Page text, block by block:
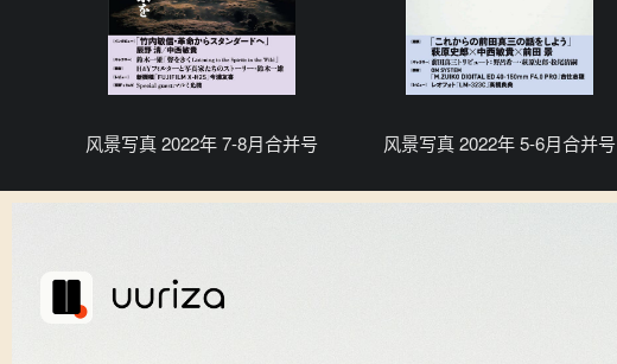
风景写真 2022年 7-8月合并号 风景写真 2022年 5-6月合并号